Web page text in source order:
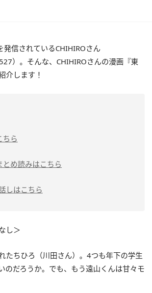
信されているCHIHIROさん
）。そんな、CHIHIROさんの漫画『東
介します！
ちら
とめ読みはこちら
しはこちら
し＞
たちひろ（川田さん）。4つも年下の学生
のだろうか。でも、もう遠山くんは甘々モ